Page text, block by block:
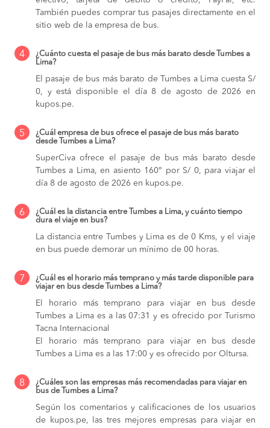
También puedes comprar tus pasajes directamente en el
sitio web de la empresa de bus.
4
¿Cuánto cuesta el pasaje de bus más barato desde Tumbes a
Lima?
El pasaje de bus más barato de Tumbes a Lima cuesta S/
0, y está disponible el día 8 de agosto de 2026 en
kupos.pe.
5
¿Cuál empresa de bus ofrece el pasaje de bus más barato
desde Tumbes a Lima?
SuperCiva ofrece el pasaje de bus más barato desde
Tumbes a Lima, en asiento 160° por S/ 0, para viajar el
día 8 de agosto de 2026 en kupos.pe.
6
¿Cuál es la distancia entre Tumbes a Lima, y cuánto tiempo
dura el viaje en bus?
La distancia entre Tumbes y Lima es de 0 Kms, y el viaje
en bus puede demorar un mínimo de 00 horas.
7
¿Cuál es el horario más temprano y más tarde disponible para
viajar en bus desde Tumbes a Lima?
El horario más temprano para viajar en bus desde
Tumbes a Lima es a las 07:31 y es ofrecido por Turismo
Tacna Internacional
El horario más temprano para viajar en bus desde
Tumbes a Lima es a las 17:00 y es ofrecido por Oltursa.
8
¿Cuáles son las empresas más recomendadas para viajar en
bus de Tumbes a Lima?
Según los comentarios y calificaciones de los usuarios
de kupos.pe, las tres mejores empresas para viajar en